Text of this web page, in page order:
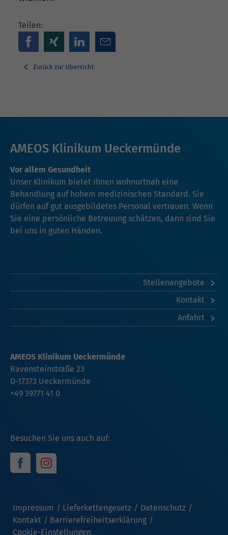
Teilen:
Zurück zur Übersicht
AMEOS Klinikum Ueckermünde
Vor allem Gesundheit
Unser Klinikum bietet Ihnen wohnortnah eine
Behandlung auf hohem medizinischen Standard. Sie
dürfen auf gut ausgebildetes Personal vertrauen. Wenn
Sie eine persönliche Betreuung schätzen, dann sind Sie
bei uns in guten Händen.
Stellenangebote
Kontakt
Anfahrt
Besuchen Sie uns auch auf:
Impressum Lieferkettengesetz
Datenschutz
Kontakt
Barrierefreiheitserklärung
Cookie-Einstellungen
AMEOS Klinikum Ueckermünde
Ravensteinstraße 23
D-17373 Ueckermünde
+49 39771 41 0